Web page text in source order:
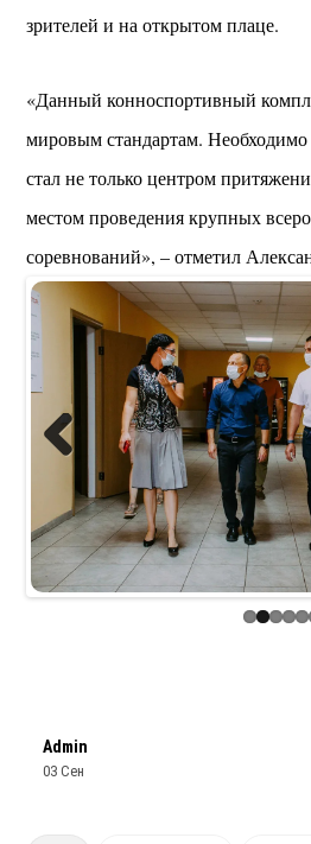
зрителей и на открытом плаце.
«Данный конноспортивный
мировым стандартам. Необходимо
стал не только центром
местом проведения крупных
соревнований», – отметил
Previous
Admin
03 Сен